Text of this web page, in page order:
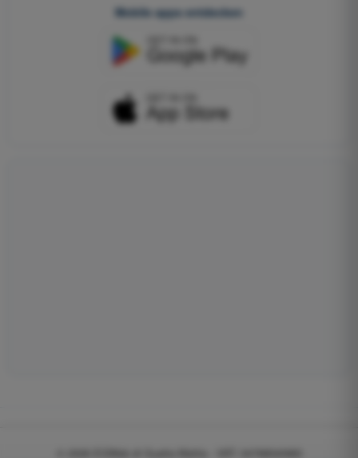
Mobile apps entdecken